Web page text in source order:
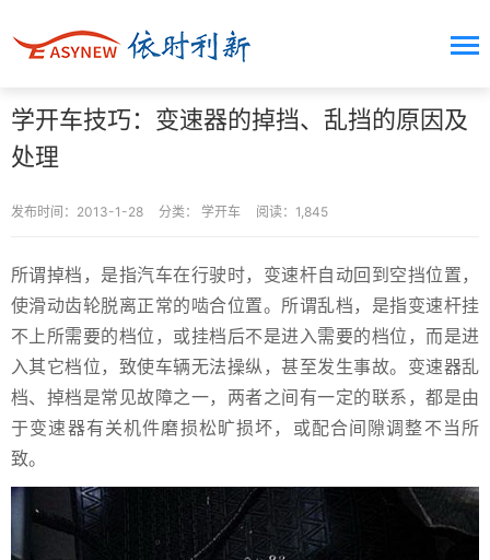
学开车技巧：变速器的掉挡、乱挡的原因及
处理
发布时间：2013-1-28 分类： 学开车 阅读：1,845
所谓掉档，是指汽车在行驶时，变速杆自动回到空挡位置，
使滑动齿轮脱离正常的啮合位置。所谓乱档，是指变速杆挂
不上所需要的档位，或挂档后不是进入需要的档位，而是进
入其它档位，致使车辆无法操纵，甚至发生事故。变速器乱
档、掉档是常见故障之一，两者之间有一定的联系，都是由
于变速器有关机件磨损松旷损坏，或配合间隙调整不当所
致。